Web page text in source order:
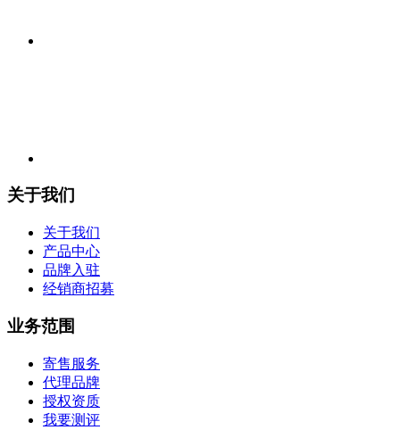
关于我们
关于我们
产品中心
品牌入驻
经销商招募
业务范围
寄售服务
代理品牌
授权资质
我要测评